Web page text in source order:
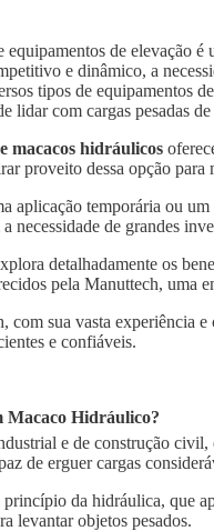
equipamentos de elevação
e dinâmico, a
tipos de equipamentos
lidar com cargas pesadas
macacos hidráulicos
proveito dessa opção
aplicação temporária ou
a necessidade de grandes
detalhadamente os
pela Manuttech, uma
com sua vasta experiência
e confiáveis.
Macaco Hidráulico?
e de construção civil,
de erguer cargas
da hidráulica, que
levantar objetos pesados.